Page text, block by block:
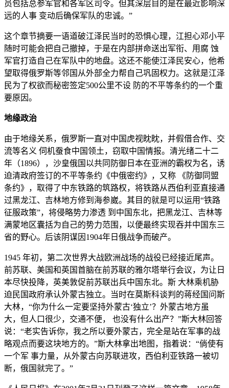
员包括总参军官和各军区司令。但其深层目的是在最近影响深
远的人事 变动后确保军队的忠诚。”
这个章节摘要一语道破江泽民当时的恐惧心理，江担心邓小平
随时可能会把自己撤掉，于是在内部拼命送出军衔、用腐 蚀
军官打造自己在军队中的地盘。这还不能使江泽民安心，他希
望取得俄罗斯等邻国从外部全力帮自己巩固权力。这就是江泽
民为了权欲而秘密签定500公里不设 防的不平等条约的一个重
要原因。
地缘政治
由于地缘关系，俄罗斯一直对中国虎视眈眈，并假借合作、交
流等名义 伺机蚕食中国领土，窃取中国情报。清光绪二十二
年（1896），沙皇俄国以共同防御日本在亚洲的霸权为名，诱
迫清政府签订的不平等条约《中俄密约》，又称 《防御同盟
条约》，取得了中东铁路的筑路权，将铁路从西伯利亚直接通
过黑龙江、吉林地方修到海参崴。其目的就是可以运用“铁路
征服政策”，将侵略势力渗透 到中国东北，把黑龙江、吉林等
满蒙地区囊括为自己的势力范围，以便最终实现吞并中国东三
省的野心。后该阴谋因1904年日俄战争而破产。
1945 年初，第二次世界大战欧洲战场的战役已经接近尾声。
前苏联、美国和英国首脑在前苏联的雅尔塔举行会议，为让日
本尽快投降，英美敦促前苏联出兵中国东北。斯 大林乘机胁
迫民国政府承认外蒙古独立。当时在莫斯科谈判的蒋经国问斯
大林，“你为什么一定要坚持外蒙古‘独立’？外蒙古地方虽
大，但人口很少，交通不便， 也没有什么出产？”斯大林回答
说：“老实告诉你，我之所以要外蒙古，完全是站在军事的战
略观点而要这块地方的。”斯大林拿出地图，指着说：“倘使有
一个军 事力量，从外蒙古向苏联进攻，西伯利亚铁路一被切
断，俄国就完了。”